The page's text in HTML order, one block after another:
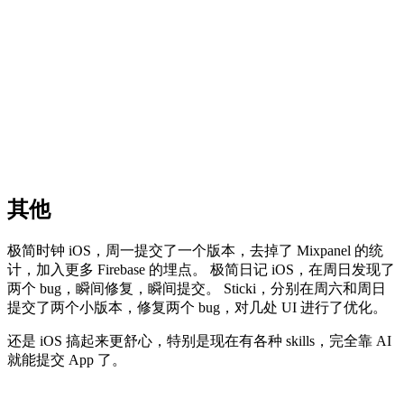
其他
极简时钟 iOS，周一提交了一个版本，去掉了 Mixpanel 的统
计，加入更多 Firebase 的埋点。 极简日记 iOS，在周日发现了
两个 bug，瞬间修复，瞬间提交。 Sticki，分别在周六和周日
提交了两个小版本，修复两个 bug，对几处 UI 进行了优化。
还是 iOS 搞起来更舒心，特别是现在有各种 skills，完全靠 AI
就能提交 App 了。